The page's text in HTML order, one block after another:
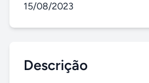
15/08/2023
Descrição